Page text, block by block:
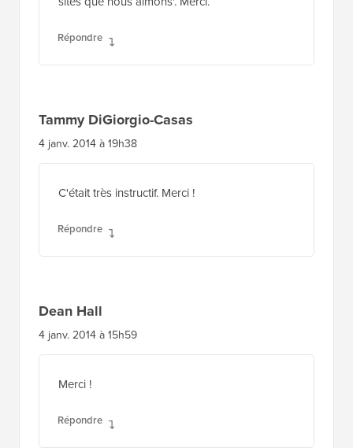
Répondre
Tammy DiGiorgio-Casas
4 janv. 2014 à 19h38
C'était très instructif. Merci !
Répondre
Dean Hall
4 janv. 2014 à 15h59
Merci !
Répondre